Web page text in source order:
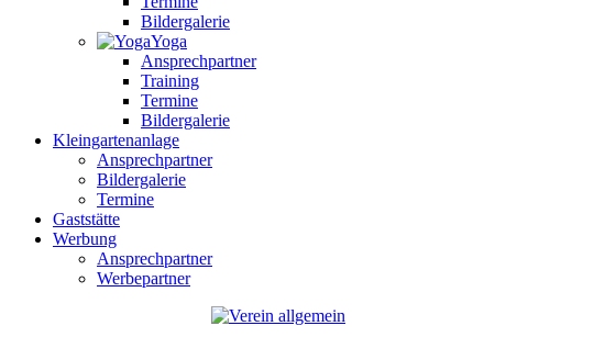
Bildergalerie
Yoga
Ansprechpartner
Training
Termine
Bildergalerie
Kleingartenanlage
Ansprechpartner
Bildergalerie
Termine
Gaststätte
Werbung
Ansprechpartner
Werbepartner